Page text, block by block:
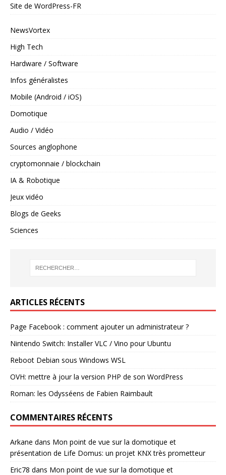
Site de WordPress-FR
NewsVortex
High Tech
Hardware / Software
Infos généralistes
Mobile (Android / iOS)
Domotique
Audio / Vidéo
Sources anglophone
cryptomonnaie / blockchain
IA & Robotique
Jeux vidéo
Blogs de Geeks
Sciences
ARTICLES RÉCENTS
Page Facebook : comment ajouter un administrateur ?
Nintendo Switch: Installer VLC / Vino pour Ubuntu
Reboot Debian sous Windows WSL
OVH: mettre à jour la version PHP de son WordPress
Roman: les Odysséens de Fabien Raimbault
COMMENTAIRES RÉCENTS
Arkane dans Mon point de vue sur la domotique et
présentation de Life Domus: un projet KNX très prometteur
Eric78 dans Mon point de vue sur la domotique et